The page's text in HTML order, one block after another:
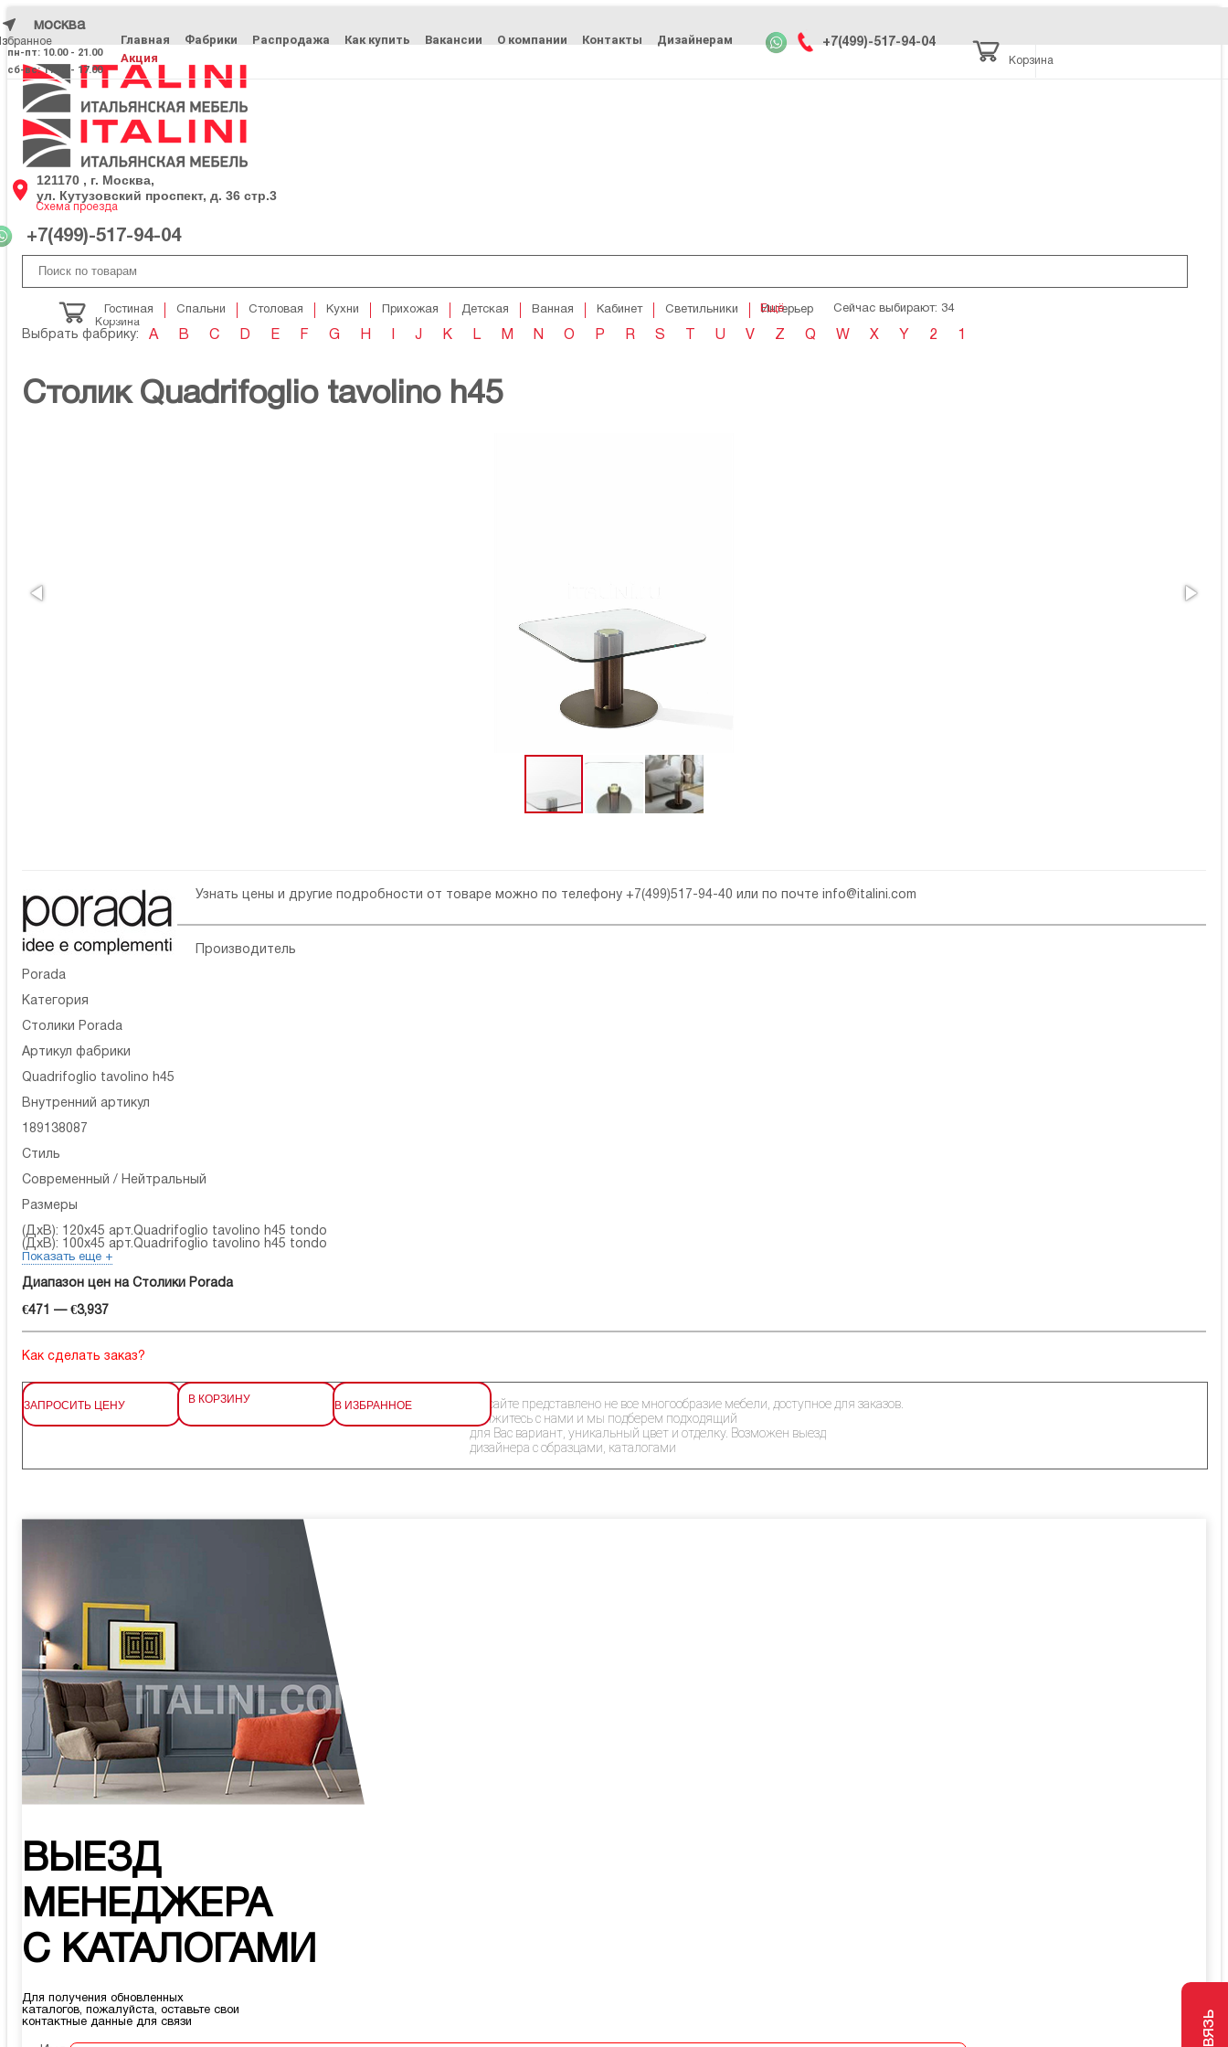
москва
пн-пт: 10.00 - 21.00
сб-вс: 11.00 - 17.00
Главная Фабрики Распродажа Как купить Вакансии О компании Контакты
Дизайнерам
Акция
+7(499)-517-94-04
Корзина
121170 , г. Москва,
ул. Кутузовский проспект, д. 36 стр.3
Схема проезда
+7(499)-517-94-04
Корзина
Ещё
Гостиная Спальни Столовая Кухни Прихожая Детская Ванная Кабинет Светильники Интерьер Сейчас выбирают: 34
Выбрать фабрику: A B C D E F G H J K L M N O P R S U V Z Q W X Y 2 1
Столик Quadrifoglio tavolino h45
Узнать цены и другие подробности от товаре можно по телефону +7(499)517-94-40 или по почте info@italini.com
Производитель
Porada
Категория
Столики Porada
Артикул фабрики
Quadrifoglio tavolino h45
Внутренний артикул
189138087
Стиль
Современный / Нейтральный
Размеры
(ДхВ): 120x45 арт.Quadrifoglio tavolino h45 tondo
(ДхВ): 100x45 арт.Quadrifoglio tavolino h45 tondo
Показать еще +
Диапазон цен на Столики Porada
€471 — €3,937
Как сделать заказ?
ЗАПРОСИТЬ ЦЕНУ В КОРЗИНУ В ИЗБРАННОЕ
На сайте представлено не все многообразие мебели, доступное для заказов.
Свяжитесь с нами и мы подберем подходящий
для Вас вариант, уникальный цвет и отделку. Возможен выезд
дизайнера с образцами, каталогами
ВЫЕЗД
МЕНЕДЖЕРА
С КАТАЛОГАМИ
Для получения обновленных
каталогов, пожалуйста, оставьте свои
контактные данные для связи